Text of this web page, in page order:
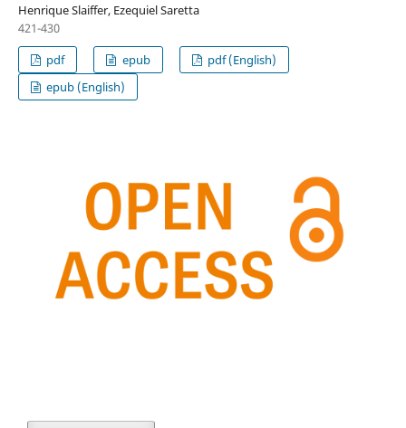
Henrique Slaiffer, Ezequiel Saretta
421-430
pdf
epub
pdf (English)
epub (English)